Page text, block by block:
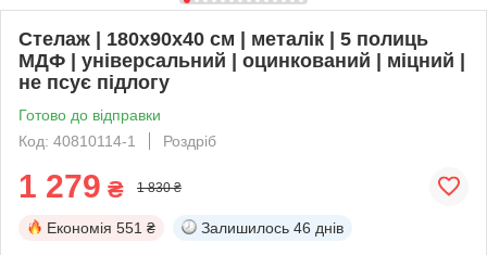
Стелаж | 180х90х40 см | металік | 5 полиць
МДФ | універсальний | оцинкований | міцний |
не псує підлогу
Готово до відправки
Код: 40810114-1
Роздріб
1 279 ₴ 1 830 ₴
Економія 551 ₴ Залишилось 46 днів